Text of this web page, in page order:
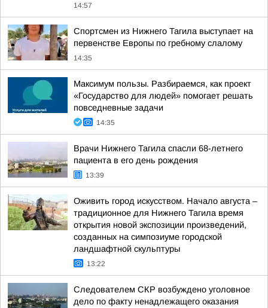
14:57
Спортсмен из Нижнего Тагила выступает на
первенстве Европы по гребному слалому
14:35
Максимум пользы. Разбираемся, как проект
«Государство для людей» помогает решать
повседневные задачи
14:35
Врачи Нижнего Тагила спасли 68-летнего
пациента в его день рождения
13:39
Оживить город искусством. Начало августа –
традиционное для Нижнего Тагила время
открытия новой экспозиции произведений,
созданных на симпозиуме городской
ландшафтной скульптуры
13:22
Следователем СКР возбуждено уголовное
дело по факту ненадлежащего оказания